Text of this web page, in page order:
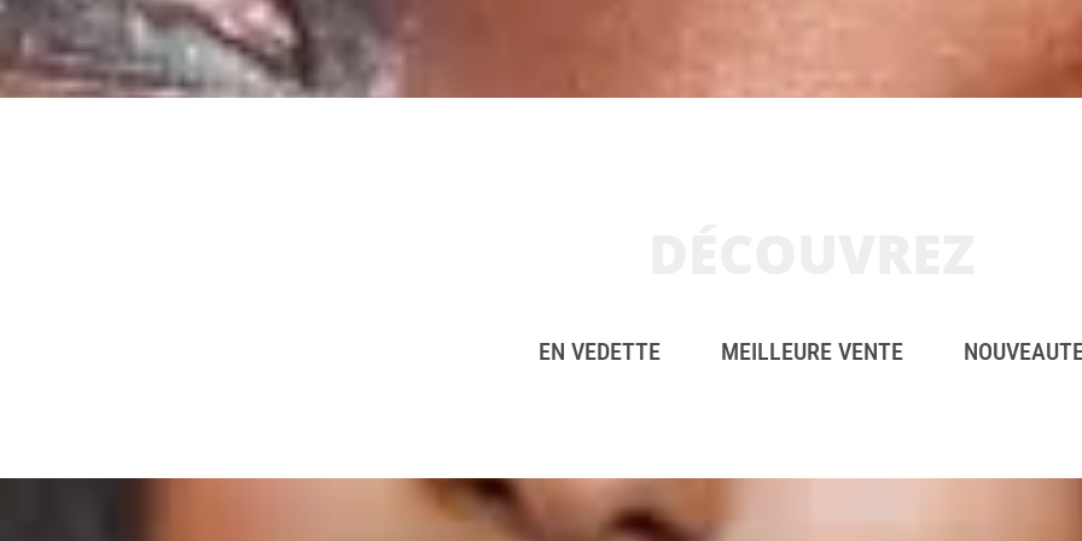
EN VEDETTE MEILLEURE VENTE